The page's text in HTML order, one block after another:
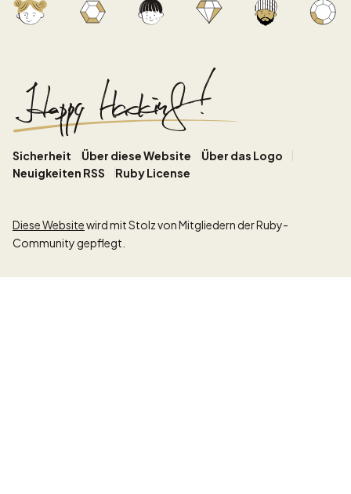
Sicherheit Über diese Website
Über das Logo
Neuigkeiten RSS
Ruby License
Diese Websitewird mit Stolz von Mitgliedern der Ruby-
Community gepflegt.